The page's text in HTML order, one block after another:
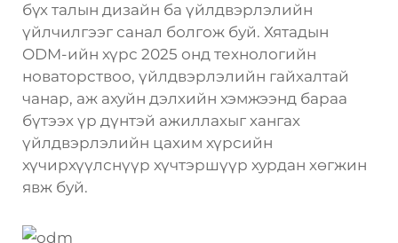
бүх талын дизайн ба үйлдвэрлэлийн
үйлчилгээг санал болгож буй. Хятадын
ODM-ийн хүрс 2025 онд технологийн
новаторствоо, үйлдвэрлэлийн гайхалтай
чанар, аж ахуйн дэлхийн хэмжээнд бараа
бүтээх үр дүнтэй ажиллахыг хангах
үйлдвэрлэлийн цахим хүрсийн
хүчирхүүлснүүр хүчтэршүүр хурдан хөгжин
явж буй.